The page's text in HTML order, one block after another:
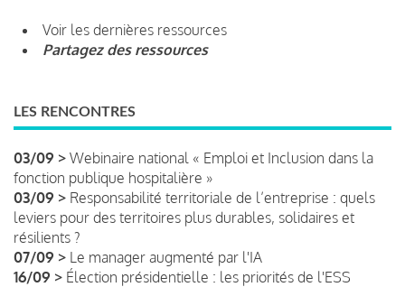
Voir les dernières ressources
Partagez des ressources
LES RENCONTRES
03/09 > Webinaire national « Emploi et Inclusion dans la
fonction publique hospitalière »
03/09 > Responsabilité territoriale de l’entreprise : quels
leviers pour des territoires plus durables, solidaires et
résilients ?
07/09 > Le manager augmenté par l'IA
16/09 > Élection présidentielle : les priorités de l'ESS